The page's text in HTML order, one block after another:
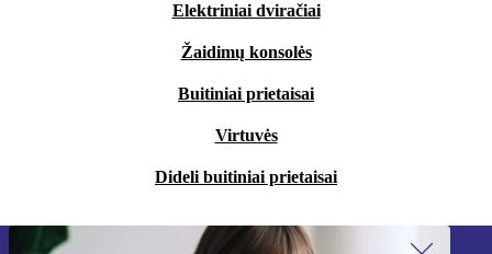
Elektriniai dviračiai
Žaidimų konsolės
Buitiniai prietaisai
Virtuvės
Dideli buitiniai prietaisai